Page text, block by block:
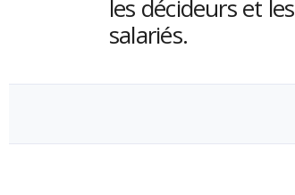
les décideurs et les
salariés.